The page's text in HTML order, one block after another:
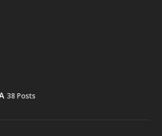
38 Posts